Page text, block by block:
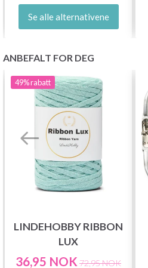
Se alle alternativene
ANBEFALT FOR DEG
49%rabatt
LINDEHOBBY RIBBON
LUX
36,95 NOK 72,95 NOK